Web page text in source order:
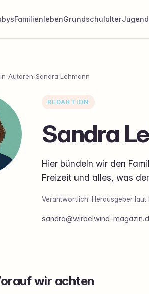
FamilienlebenGrundschulalter
›Autoren›Sandra Lehmann
REDAKTION
Sandra
Hier bündeln wir den
Freizeit und alles, was
Verantwortlich: Herausgeber laut
sandra@wirbelwind-
wir achten